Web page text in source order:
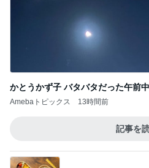
かとうかず子 バタバタだった午前中
Amebaトピックス 13時間前
記事を